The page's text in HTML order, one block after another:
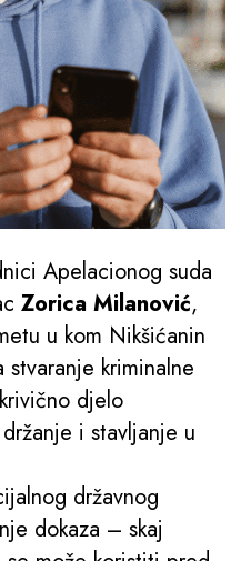
Apelacionog suda
Zorica Milanović,
u kom Nikšićanin
stvaranje kriminalne
djelo
i stavljanje u
državnog
dokaza – skaj